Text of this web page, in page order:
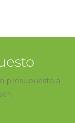
presupuesto a